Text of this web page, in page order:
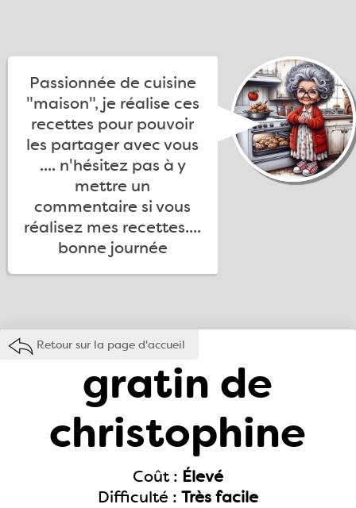
Passionnée de cuisine
"maison", je réalise ces
recettes pour pouvoir
les partager avec vous
.... n'hésitez pas à y
mettre un
commentaire si vous
réalisez mes recettes....
bonne journée
Retour sur la page d'accueil
gratin de
christophine
Coût : Élevé
Difficulté : Très facile